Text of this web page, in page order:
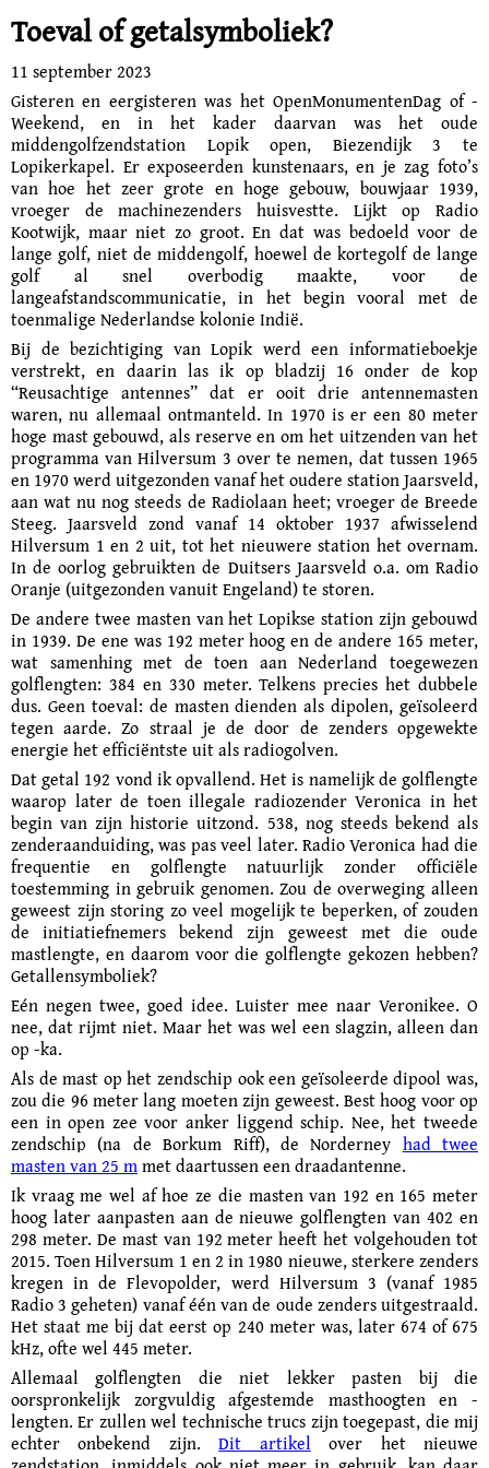
Toeval of getalsymboliek?
11 september 2023
Gisteren en eergisteren was het OpenMonumentenDag of -
Weekend, en in het kader daarvan was het oude
middengolfzendstation Lopik open, Biezendijk 3 te
Lopikerkapel. Er exposeerden kunstenaars, en je zag foto’s
van hoe het zeer grote en hoge gebouw, bouwjaar 1939,
vroeger de machinezenders huisvestte. Lijkt op Radio
Kootwijk, maar niet zo groot. En dat was bedoeld voor de
lange golf, niet de middengolf, hoewel de kortegolf de lange
golf al snel overbodig maakte, voor de
langeafstandscommunicatie, in het begin vooral met de
toenmalige Nederlandse kolonie Indië.
Bij de bezichtiging van Lopik werd een informatieboekje
verstrekt, en daarin las ik op bladzij 16 onder de kop
“Reusachtige antennes” dat er ooit drie antennemasten
waren, nu allemaal ontmanteld. In 1970 is er een 80 meter
hoge mast gebouwd, als reserve en om het uitzenden van het
programma van Hilversum 3 over te nemen, dat tussen 1965
en 1970 werd uitgezonden vanaf het oudere station Jaarsveld,
aan wat nu nog steeds de Radiolaan heet; vroeger de Breede
Steeg. Jaarsveld zond vanaf 14 oktober 1937 af­wis­selend
Hilversum 1 en 2 uit, tot het nieuwere station het overnam.
In de oorlog gebruik­ten de Duitsers Jaarsveld o.a. om Radio
Oranje (uitgezonden vanuit Engeland) te storen.
De andere twee masten van het Lopikse station zijn gebouwd
in 1939. De ene was 192 meter hoog en de andere 165 meter,
wat samenhing met de toen aan Nederland toe­gewezen
golflengten: 384 en 330 meter. Telkens precies het dubbele
dus. Geen toeval: de masten dienden als dipolen, geïsoleerd
tegen aarde. Zo straal je de door de zenders opgewekte
energie het efficiëntste uit als radiogolven.
Dat getal 192 vond ik opvallend. Het is namelijk de golflengte
waarop later de toen il­legale radiozender Veronica in het
begin van zijn historie uitzond. 538, nog steeds bekend als
zenderaanduiding, was pas veel later. Radio Veronica had die
frequentie en golflengte natuurlijk zonder officiële
toestemming in gebruik genomen. Zou de overweging alleen
geweest zijn storing zo veel mogelijk te beperken, of zouden
de initiatiefnemers bekend zijn geweest met die oude
mastlengte, en daarom voor die golflengte gekozen hebben?
Getallensymboliek?
Eén negen twee, goed idee. Luister mee naar Veronikee. O
nee, dat rijmt niet. Maar het was wel een slagzin, alleen dan
op -ka.
Als de mast op het zendschip ook een geïsoleerde dipool was,
zou die 96 meter lang moeten zijn geweest. Best hoog voor op
een in open zee voor anker liggend schip. Nee, het tweede
zendschip (na de Borkum Riff), de Norderney had twee
masten van 25 mmet daartussen een draadantenne.
Ik vraag me wel af hoe ze die masten van 192 en 165 meter
hoog later aanpasten aan de nieuwe golflengten van 402 en
298 meter. De mast van 192 meter heeft het volgehouden tot
2015. Toen Hilversum 1 en 2 in 1980 nieuwe, sterkere zenders
kregen in de Flevo­polder, werd Hilversum 3 (vanaf 1985
Radio 3 geheten) vanaf één van de oude zenders uitgestraald.
Het staat me bij dat eerst op 240 meter was, later 674 of 675
kHz, ofte wel 445 meter.
Allemaal golflengten die niet lekker pasten bij die
oorspronkelijk zorgvuldig afgestemde masthoogten en -
lengten. Er zullen wel technische trucs zijn toegepast, die mij
echter onbekend zijn.Dit artikel over het nieuwe